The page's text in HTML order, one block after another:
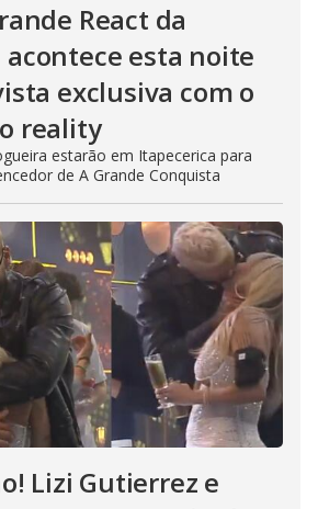
React da
esta noite
exclusiva com o
reality
estarão em Itapecerica para
de A Grande Conquista
Lizi Gutierrez e